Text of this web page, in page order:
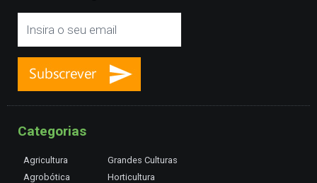
Categorias
Agricultura
Agrobótica
Grandes Culturas
Horticultura